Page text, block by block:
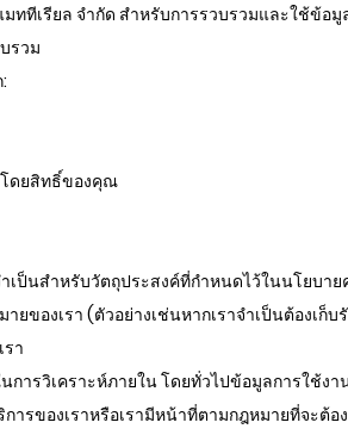
ททีเรียล จำกัด สำหรับการรวบรวมและใช้ข้อ
รวม
โดยสิทธิ์ของคุณ
ป็นสำหรับวัตถุประสงค์ที่กำหนดไว้ในนโยบาย
องเรา (ตัวอย่างเช่นหากเราจำเป็นต้องเก็
า
ารวิเคราะห์ภายใน โดยทั่วไปข้อมูลการใช้งา
รของเราหรือเรามีหน้าที่ตามกฎหมายที่จะต้อ